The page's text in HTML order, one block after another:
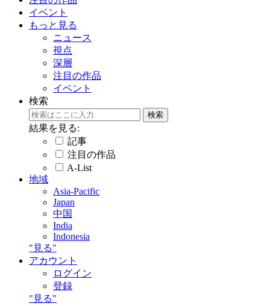
イベント
もっと見る
ニュース
視点
深層
注目の作品
イベント
検索
結果を見る:
記事
注目の作品
A-List
地域
Asia-Pacific
Japan
中国
India
Indonesia
"見る"
アカウント
ログイン
登録
"見る"